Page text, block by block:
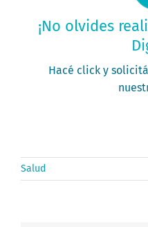
¡No olvides
Hacé click y
Solicitá
PEDÍ
Salud